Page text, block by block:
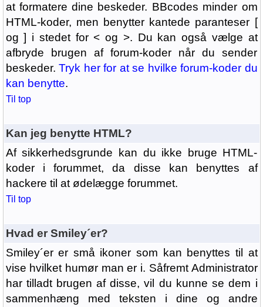
at formatere dine beskeder. BBcodes minder om
HTML-koder, men benytter kantede paranteser [
og ] i stedet for < og >. Du kan også vælge at
afbryde brugen af forum-koder når du sender
beskeder. Tryk her for at se hvilke forum-koder du
kan benytte.
Til top
Kan jeg benytte HTML?
Af sikkerhedsgrunde kan du ikke bruge HTML-
koder i forummet, da disse kan benyttes af
hackere til at ødelægge forummet.
Til top
Hvad er Smiley´er?
Smiley´er er små ikoner som kan benyttes til at
vise hvilket humør man er i. Såfremt Administrator
har tilladt brugen af disse, vil du kunne se dem i
sammenhæng med teksten i dine og andre